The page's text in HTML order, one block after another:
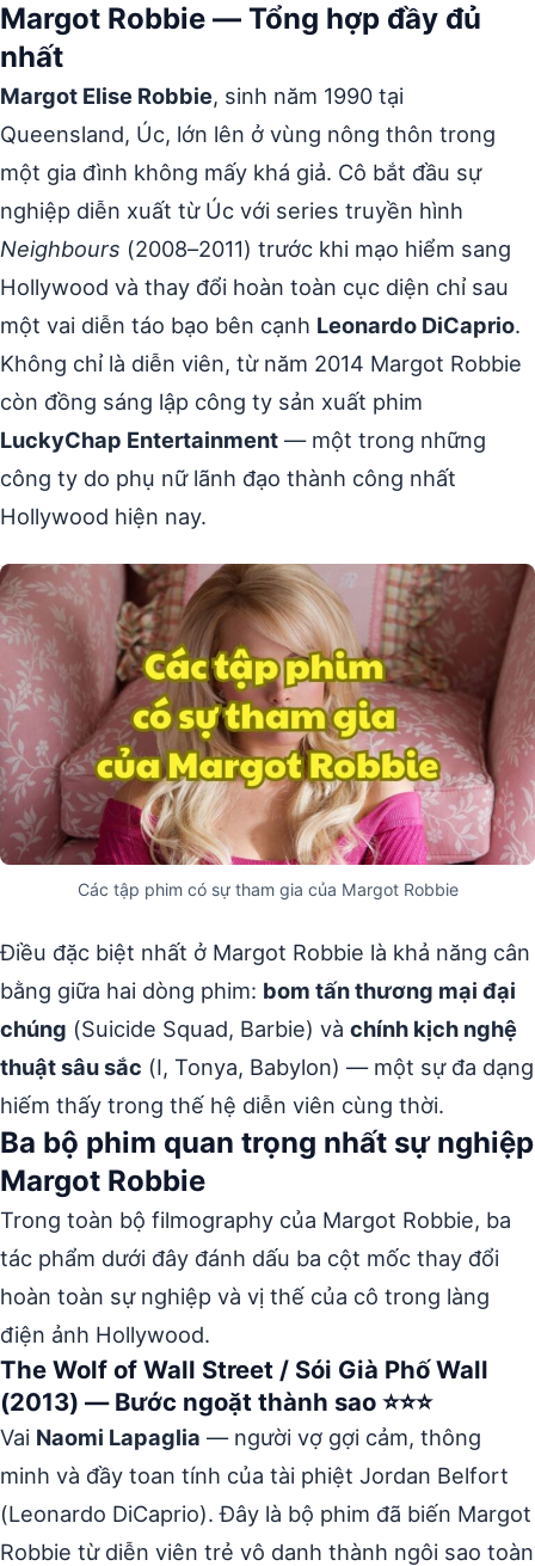
Margot Robbie — Tổng hợp đầy đủ
nhất
Margot Elise Robbie, sinh năm 1990 tại
Queensland, Úc, lớn lên ở vùng nông thôn trong
một gia đình không mấy khá giả. Cô bắt đầu sự
nghiệp diễn xuất từ Úc với series truyền hình
Neighbours (2008–2011) trước khi mạo hiểm sang
Hollywood và thay đổi hoàn toàn cục diện chỉ sau
một vai diễn táo bạo bên cạnh Leonardo DiCaprio.
Không chỉ là diễn viên, từ năm 2014 Margot Robbie
còn đồng sáng lập công ty sản xuất phim
LuckyChap Entertainment — một trong những
công ty do phụ nữ lãnh đạo thành công nhất
Hollywood hiện nay.
Các tập phim có sự tham gia của Margot Robbie
Điều đặc biệt nhất ở Margot Robbie là khả năng cân
bằng giữa hai dòng phim: bom tấn thương mại đại
chúng (Suicide Squad, Barbie) và chính kịch nghệ
thuật sâu sắc (I, Tonya, Babylon) — một sự đa dạng
hiếm thấy trong thế hệ diễn viên cùng thời.
Ba bộ phim quan trọng nhất sự nghiệp
Margot Robbie
Trong toàn bộ filmography của Margot Robbie, ba
tác phẩm dưới đây đánh dấu ba cột mốc thay đổi
hoàn toàn sự nghiệp và vị thế của cô trong làng
điện ảnh Hollywood.
The Wolf of Wall Street / Sói Già Phố Wall
(2013) — Bước ngoặt thành sao ⭐⭐⭐
Vai Naomi Lapaglia — người vợ gợi cảm, thông
minh và đầy toan tính của tài phiệt Jordan Belfort
(Leonardo DiCaprio). Đây là bộ phim đã biến Margot
Robbie từ diễn viên trẻ vô danh thành ngôi sao toàn